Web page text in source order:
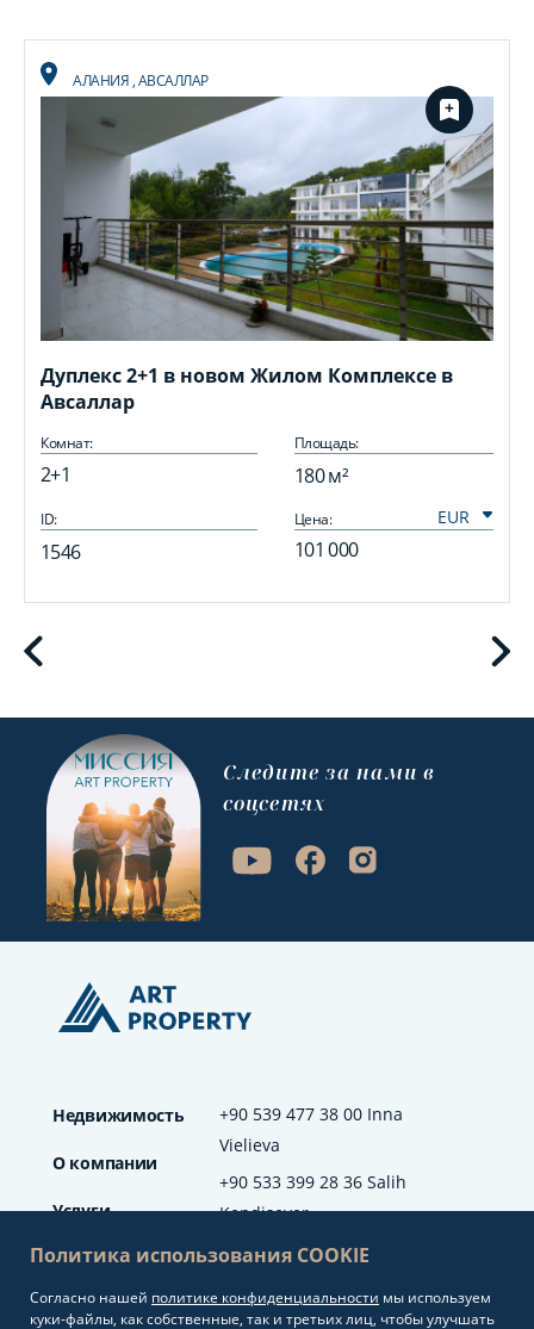
АЛАНИЯ,АВСАЛЛАР
Дуплекс 2+1 в новом Жилом Комплексе в
Авсаллар
Комнат:
2+1
Площадь:
180 м²
ID:
1546
Цена:
101 000
+90 539 477 38 00 Inna
Vielieva
+90 533 399 28 36 Salih
Kendisever
info@artproperty.net
Недвижимость
О компании
Услуги
Отзывы
Блог
Cледите за нами в
соцсетях
Политика использования COOKIE
Согласно нашей политике конфиденциальности мы используем
куки-файлы, как собственные, так и третьих лиц, чтобы улучшать